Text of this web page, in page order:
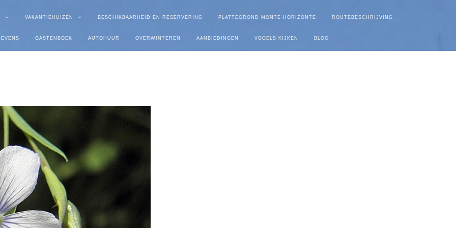
VAKANTIEHUIZEN BESCHIKBAARHEID EN RESERVERING PLATTEGROND MONTE HORIZONTE ROUTEBESCHRIJVING
GASTENBOEK AUTOHUUR OVERWINTEREN AANBIEDINGEN VOGELS KIJKEN BLOG